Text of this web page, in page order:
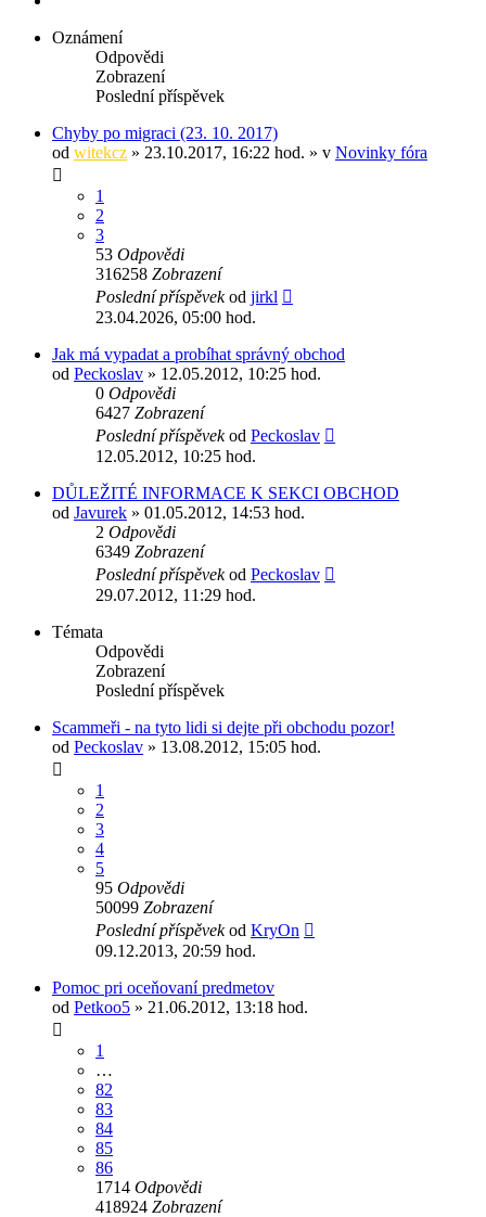
Oznámení
Odpovědi
Zobrazení
Poslední příspěvek
Chyby po migraci (23. 10. 2017)
od witekcz » 23.10.2017, 16:22 hod. » v Novinky fóra
1
2
3
53 Odpovědi
316258 Zobrazení
Poslední příspěvekod jirkl
23.04.2026, 05:00 hod.
Jak má vypadat a probíhat správný obchod
od Peckoslav » 12.05.2012, 10:25 hod.
0 Odpovědi
6427 Zobrazení
Poslední příspěvekod Peckoslav
12.05.2012, 10:25 hod.
DŮLEŽITÉ INFORMACE K SEKCI OBCHOD
od Javurek » 01.05.2012, 14:53 hod.
2 Odpovědi
6349 Zobrazení
Poslední příspěvekod Peckoslav
29.07.2012, 11:29 hod.
Témata
Odpovědi
Zobrazení
Poslední příspěvek
Scammeři - na tyto lidi si dejte při obchodu pozor!
od Peckoslav » 13.08.2012, 15:05 hod.
1
2
3
4
5
95 Odpovědi
50099 Zobrazení
Poslední příspěvekod KryOn
09.12.2013, 20:59 hod.
Pomoc pri oceňovaní predmetov
od Petkoo5 » 21.06.2012, 13:18 hod.
1
…
82
83
84
85
86
1714 Odpovědi
418924 Zobrazení